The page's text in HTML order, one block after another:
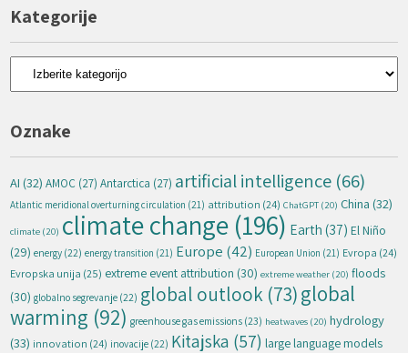
Kategorije
Kategorije
Oznake
AI (32) AMOC (27) Antarctica (27) artificial intelligence (66)
Atlantic meridional overturning circulation (21) attribution (24) ChatGPT (20) China (32)
climate (20) climate change (196) Earth (37) El Niño
(29) energy (22) energy transition (21) Europe (42) European Union (21) Evropa (24)
Evropska unija (25) extreme event attribution (30) extreme weather (20) floods
(30) globalno segrevanje (22) global outlook (73)global
warming (92) greenhouse gas emissions (23) heatwaves (20) hydrology
(33) innovation (24) inovacije (22) Kitajska (57) large language models